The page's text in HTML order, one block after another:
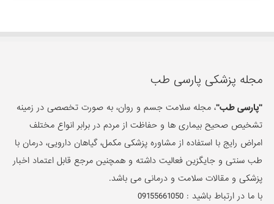
مجله پزشکی پارسی طب
"پارسی طب"، مجله سلامت جسم و روان، به صورت تخصصی در زمینه
تشخیص صحیح بیماری ها و حفاظت از مردم در برابر انواع مختلف
امراض رایج با استفاده از مشاوره پزشکی مکمل، گیاهان دارویی، درمان با
طب سنتی و جایگزین فعالیت داشته و همچنین مرجع قابل اعتماد اخبار
پزشکی و مقالات سلامت و درمانی می باشد.
با ما در ارتباط باشید :09155661050